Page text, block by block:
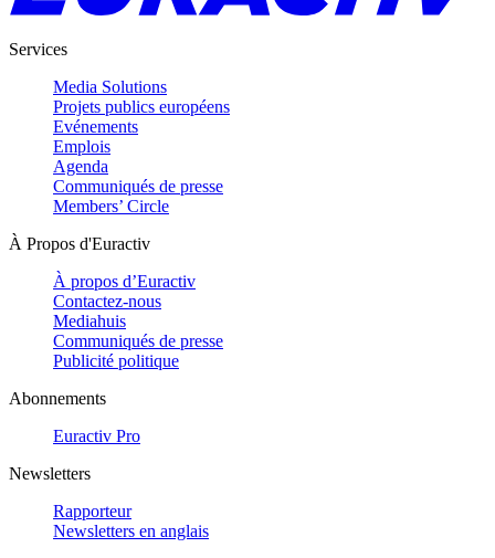
Services
Media Solutions
Projets publics européens
Evénements
Emplois
Agenda
Communiqués de presse
Members’ Circle
À Propos d'Euractiv
À propos d’Euractiv
Contactez-nous
Mediahuis
Communiqués de presse
Publicité politique
Abonnements
Euractiv Pro
Newsletters
Rapporteur
Newsletters en anglais